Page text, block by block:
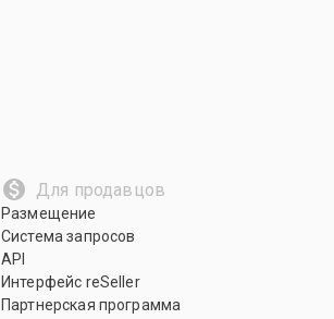
Для продавцов
Размещение
Система запросов
API
Интерфейс reSeller
Партнерская программа